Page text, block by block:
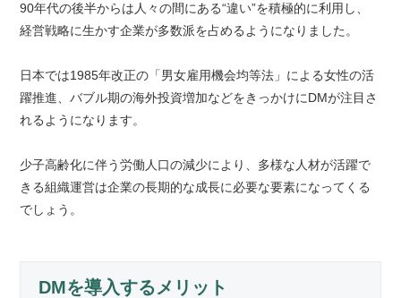
90年代の後半からは人々の間にある“違い”を積極的に利用し、
経営戦略に生かす企業が多数派を占めるようになりました。
日本では1985年改正の「男女雇用機会均等法」による女性の活
躍推進、バブル期の海外投資増加などをきっかけにDMが注目さ
れるようになります。
少子高齢化に伴う労働人口の減少により、多様な人材が活躍で
きる組織運営は企業の長期的な成長に必要な要素になってくる
でしょう。
DMを導入するメリット